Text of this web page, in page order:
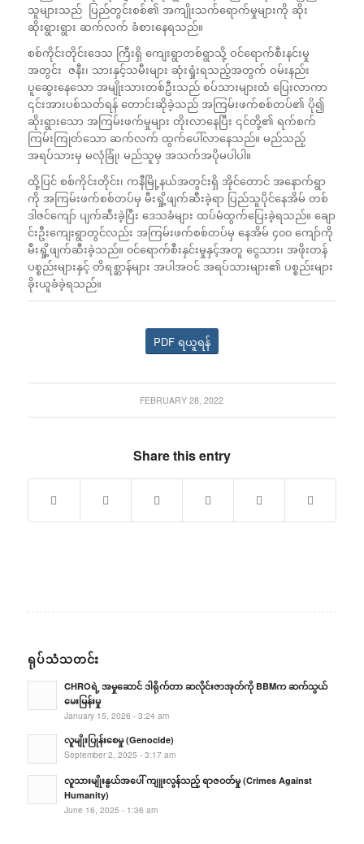
သူများသည် ပြည်တွင်းစစ်၏ အကျိုးသက်ရောက်မှုများကို ဆိုး
ဆိုးရွားရွား ဆက်လက် ခံစားနေရသည်။
စစ်ကိုင်းတိုင်းဒေသ ကြီးရှိ ကျေးရွာတစ်ရွာသို့ ဝင်ရောက်စီးနင်းမှု
အတွင်း ဇနီး၊ သားနှင့်သမီးများ ဆုံးရှုံးရသည့်အတွက် ဝမ်းနည်း
ပူဆွေးနေသော အမျိုးသားတစ်ဦးသည် စပ်သားများထံ ပြေးလာကာ
၎င်းအားပစ်သတ်ရန် တောင်းဆိုခဲ့သည် အကြမ်းဖက်စစ်တပ်၏ ပို၍
ဆိုးရွားသော အကြမ်းဖက်မှုများ တိုးလာနေပြီး ၎င်တို့၏ ရက်စက်
ကြမ်းကြုတ်သော ဆက်လက် ထွက်ပေါ်လာနေသည်။ မည်သည့်
အရပ်သားမှ မလုံခြုံ၊ မည်သူမှ အသက်အပိုမပါပါ။
ထို့ပြင် စစ်ကိုင်းတိုင်း၊ ကနီမြို့နယ်အတွင်းရှိ အိုင်တောင် အနောက်ရွာ
ကို အကြမ်းဖက်စစ်တပ်မှ မီးရှို့ဖျက်ဆီးခဲ့ရာ ပြည်သူပိုင်နေအိမ် တစ်
ဒါဇင်ကျော် ပျက်ဆီးခဲ့ပြီး ဒေသခံများ ထပ်မံထွက်ပြေးခဲ့ရသည်။ ချော
င်းဦးကျေးရွာတွင်လည်း အကြမ်းဖက်စစ်တပ်မှ နေအိမ် ၄၀၀ ကျော်ကို
မီးရှို့ဖျက်ဆီးခဲ့သည်။ ၀င်ရောက်စီးနှင်းမှုနှင့်အတူ ငွေသား၊ အဖိုးတန်
ပစ္စည်းများနှင့် တိရစ္ဆာန်များ အပါအဝင် အရပ်သားများ၏ ပစ္စည်းများ
ခိုးယူခံခဲ့ရသည်။
PDF ရယူရန်
FEBRUARY 28, 2022
Share this entry
ရုပ်သံသတင်း
CHROရဲ့ အမှုဆောင် ဒါရိုက်တာ ဆလိုင်းဇာအုတ်ကို BBMက ဆက်သွယ်
မေးမြန်းမှု
January 15, 2026 - 3:24 am
လူမျိုးပြုန်းစေမှု (Genocide)
September 2, 2025 - 3:17 am
လူသားမျိုးနွယ်အပေါ် ကျူးလွန်သည့် ရာဇဝတ်မှု (Crimes Against
Humanity)
June 16, 2025 - 1:36 am